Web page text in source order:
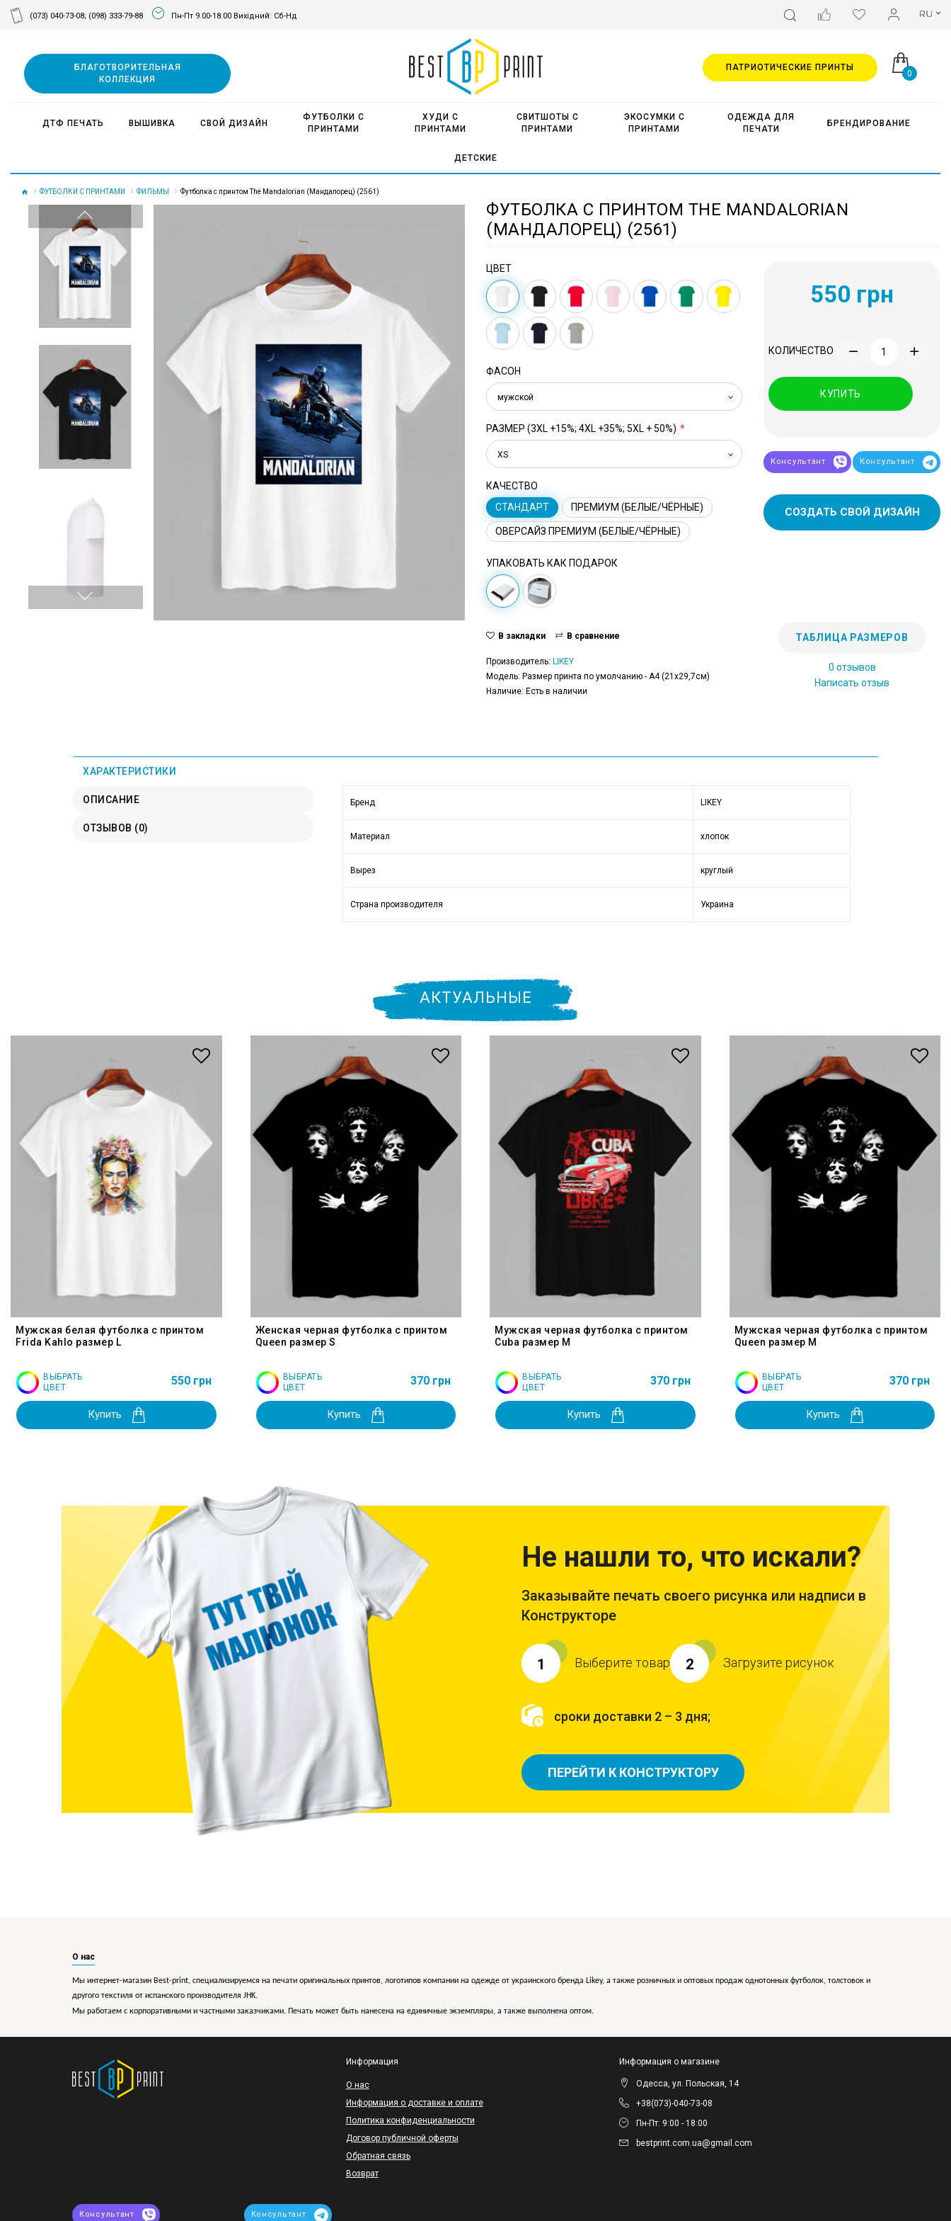
(073) 040-73-08; (098) 333-79-88 Пн-Пт 9.00-18.00 Вихідний: Сб-Нд
0
БЛАГОТВОРИТЕЛЬНАЯ
КОЛЛЕКЦИЯ
ДТФ ПЕЧАТЬ ВЫШИВКА СВОЙ ДИЗАЙН
ФУТБОЛКИ С
ПРИНТАМИ
ХУДИ С
ПРИНТАМИ
СВИТШОТЫ С
ПРИНТАМИ
ЭКОСУМКИ С
ПРИНТАМИ
ОДЕЖДА ДЛЯ
ПЕЧАТИ
БРЕНДИРОВАНИЕ
ДЕТСКИЕ
ПАТРИОТИЧЕСКИЕ ПРИНТЫ
ФУТБОЛКИ С ПРИНТАМИ ФИЛЬМЫ Футболка с принтом The Mandalorian (Мандалорец) (2561)
ФУТБОЛКА С ПРИНТОМ THE MANDALORIAN
(МАНДАЛОРЕЦ) (2561)
ЦВЕТ
ФАСОН
мужской
РАЗМЕР (3XL +15%; 4XL +35%; 5XL + 50%)
XS
КАЧЕСТВО
СТАНДАРТ
ПРЕМИУМ (БЕЛЫЕ/ЧЁРНЫЕ)
ОВЕРСАЙЗ ПРЕМИУМ (БЕЛЫЕ/ЧЁРНЫЕ)
УПАКОВАТЬ КАК ПОДАРОК
550 грн
КОЛИЧЕСТВО
КУПИТЬ
Консультант Консультант
СОЗДАТЬ СВОЙ ДИЗАЙН
В закладки В сравнение
Производитель: LIKEY
Модель: Размер принта по умолчанию - А4 (21x29,7см)
Наличие: Есть в наличии
ТАБЛИЦА РАЗМЕРОВ
0 отзывов
Написать отзыв
ХАРАКТЕРИСТИКИ
ОПИСАНИЕ
ОТЗЫВОВ (0)
Бренд LIKEY
Материал хлопок
Вырез круглый
Страна производителя Украина
АКТУАЛЬНЫЕ
Мужская белая футболка с принтом
Frida Kahlo размер L
ВЫБРАТЬ
ЦВЕТ
550 грн
Купить
Женская черная футболка с принтом
Queen размер S
ВЫБРАТЬ
ЦВЕТ
370 грн
Купить
Мужская черная футболка с принтом
Cuba размер M
ВЫБРАТЬ
ЦВЕТ
370 грн
Купить
Мужская черная футболка с принтом
Queen размер M
ВЫБРАТЬ
ЦВЕТ
370 грн
Купить
Не нашли то, что искали?
Заказывайте печать своего рисунка или надписи в
Конструкторе
1 Выберите товар 2 Загрузите рисунок
сроки доставки 2 – 3 дня;
ПЕРЕЙТИ К КОНСТРУКТОРУ
О нас
Мы интернет-магазин Best-print, специализируемся на печати оригинальных принтов, логотипов компании на одежде от украинского бренда Likey, а также розничных и оптовых продаж однотонных футболок, толстовок и
другого текстиля от испанского производителя JHK.
Мы работаем с корпоративными и частными заказчиками. Печать может быть нанесена на единичные экземпляры, а также выполнена оптом.
Информация
O нас
Информация о доставке и оплате
Политика конфиденциальности
Договор публичной оферты
Обратная связь
Возврат
Информация о магазине
Одесса, ул. Польская, 14
+38(073)-040-73-08
Пн-Пт: 9:00 - 18:00
bestprint.com.ua@gmail.com
Консультант Консультант